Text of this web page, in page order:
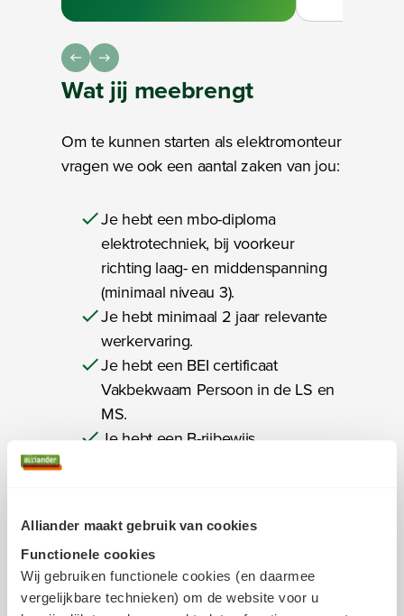
Alliander maakt gebruik van cookies
Functionele cookies
Wij gebruiken functionele cookies (en daarmee
vergelijkbare technieken) om de website voor u
Wat jij meebrengt
Om te kunnen starten als elektromonteur
vragen we ook een aantal zaken van jou:
Je hebt een mbo-diploma
elektrotechniek, bij voorkeur
richting laag- en middenspanning
(minimaal niveau 3).
Je hebt minimaal 2 jaar relevante
werkervaring.
Je hebt een BEI certificaat
Vakbekwaam Persoon in de LS en
MS.
Je hebt een B-rijbewijs
Solliciteer dan nu
Jouw ideale pakket
arbeidsvoorwaarden
Je gewenste salaris